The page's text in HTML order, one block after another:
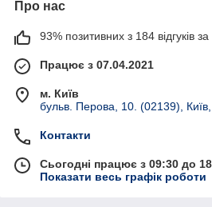
Про нас
93% позитивних з 184 відгуків за
Працює з 07.04.2021
м. Київ
бульв. Перова, 10. (02139), Київ,
Контакти
Сьогодні працює з 09:30 до
Показати весь графік роботи